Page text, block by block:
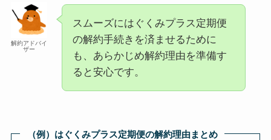
解約アドバイ
ザー
スムーズにはぐくみプラス定期便
の解約手続きを済ませるために
も、あらかじめ解約理由を準備す
ると安心です。
（例）はぐくみプラス定期便の解約理由まとめ